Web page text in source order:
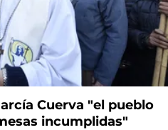
Cuerva "el pueblo
incumplidas"